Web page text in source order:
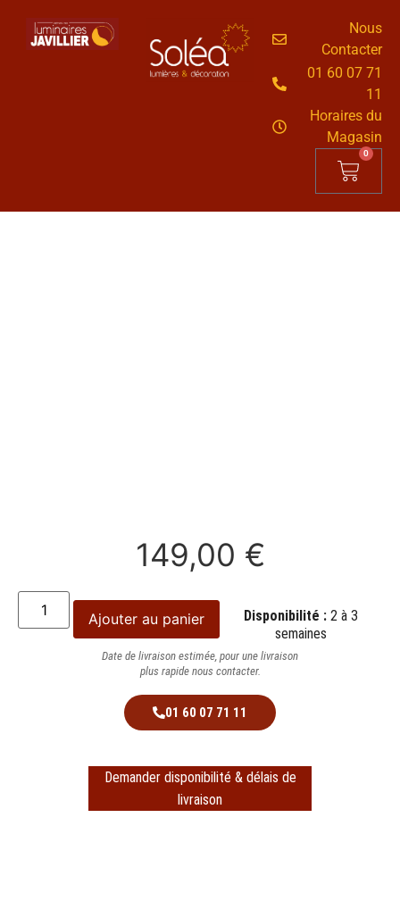
Nous
Contacter
01 60 07 71
11
Horaires du
Magasin
0
149,00 €
Ajouter au panier Disponibilité : 2 à 3
semaines
Date de livraison estimée, pour une livraison
plus rapide nous contacter.
01 60 07 71 11
Demander disponibilité & délais de
livraison